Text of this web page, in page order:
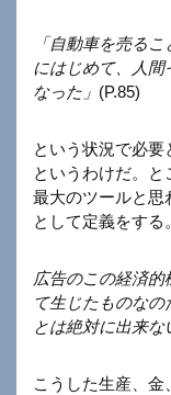
「自動車を売る
にはじめて、人
なった」 (P.85)
という状況で必
というわけだ。
最大のツールと思
として定義をする。
広告のこの経済
て生じたものな
とは絶対に出来な
こうした生産、